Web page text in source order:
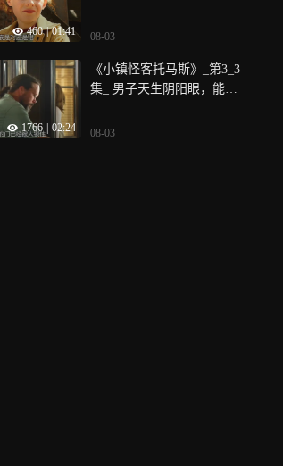
460 | 01:41 08-03
1766 02:24
《小镇怪客托马斯》_第3_3
集_ 男子天生阴阳眼，能看
08-03